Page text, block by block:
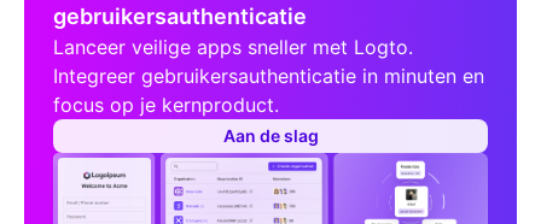
gebruikersauthenticatie
Lanceer veilige apps sneller met Logto.
Integreer gebruikersauthenticatie in minuten en
focus op je kernproduct.
Aan de slag